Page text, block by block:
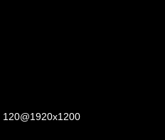
120@1920x1200